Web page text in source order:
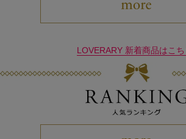
LOVERARY 新着商品はこち